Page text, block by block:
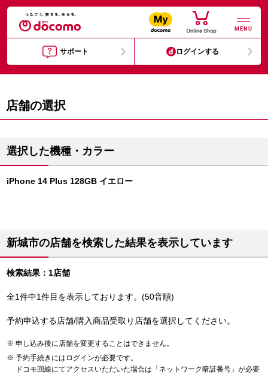
MENU
サポート ログインする
店舗の選択
選択した機種・カラー
iPhone 14 Plus 128GB イエロー
新城市の店舗を検索した結果を表示しています
検索結果：1店舗
全1件中1件目を表示しております。(50音順)
予約申込する店舗/購入商品受取り店舗を選択してください。
申し込み後に店舗を変更することはできません。
予約手続きにはログインが必要です。
ドコモ回線にてアクセスいただいた場合は「ネットワーク暗証番号」が必要